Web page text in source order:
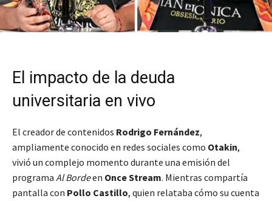
El impacto de la deuda
universitaria en vivo
El creador de contenidos Rodrigo Fernández,
ampliamente conocido en redes sociales como Otakin,
vivió un complejo momento durante una emisión del
programa Al Bordeen Once Stream. Mientras compartía
pantalla con Pollo Castillo, quien relataba cómo su cuenta